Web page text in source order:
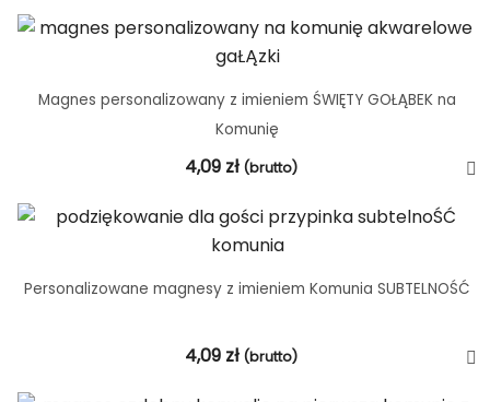
Magnes personalizowany z imieniem ŚWIĘTY GOŁĄBEK na
Komunię
4,09 zł (brutto)
Personalizowane magnesy z imieniem Komunia SUBTELNOŚĆ
4,09 zł (brutto)